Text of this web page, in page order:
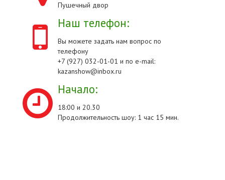
Пушечный двор
Наш телефон:
Вы можете задать нам вопрос по
телефону
+7 (927) 032-01-01 и по e-mail:
kazanshow@inbox.ru
Начало:
18:00 и 20.30
Продолжительность шоу: 1 час 15 мин.